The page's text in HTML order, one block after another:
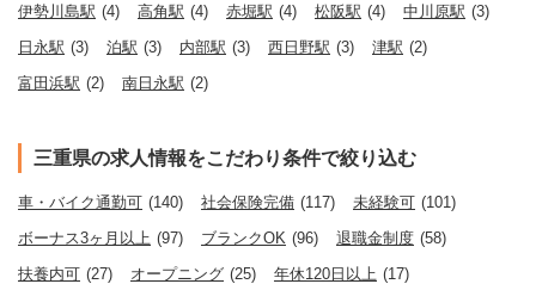
伊勢川島駅 (4) 高角駅 (4) 赤堀駅 (4) 松阪駅 (4) 中川原駅 (3)
日永駅 (3) 泊駅 (3) 内部駅 (3) 西日野駅 (3) 津駅 (2)
富田浜駅 (2) 南日永駅 (2)
三重県の求人情報をこだわり条件で絞り込む
車・バイク通勤可 (140) 社会保険完備 (117) 未経験可 (101)
ボーナス3ヶ月以上 (97) ブランクOK (96) 退職金制度 (58)
扶養内可 (27) オープニング (25) 年休120日以上 (17)